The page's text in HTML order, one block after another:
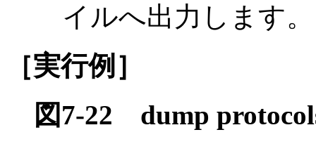
イルへ出力します。
［実行例］
図7-22 dump